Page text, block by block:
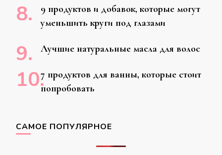
9 продуктов и добавок, которые могут
уменьшить круги под глазами
Лучшие натуральные масла для волос
7 продуктов для ванны, которые стоит
попробовать
САМОЕ ПОПУЛЯРНОЕ